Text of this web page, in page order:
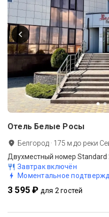
Отель Белые Росы
Белгород · 175 м до реки
Двухместный номер Standard
Завтрак включён
Моментальное
3 595 ₽ для 2 гостей